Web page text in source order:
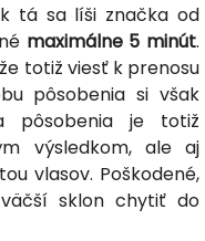
tá sa líši značka od
maximálne 5 minút.
totiž viesť k prenosu
pôsobenia si však
pôsobenia je totiž
výsledkom, ale aj
vlasov. Poškodené,
sklon chytiť do